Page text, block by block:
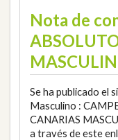
Nota de
Se ha publicado el
Masculino :
CANARIAS
a través de este